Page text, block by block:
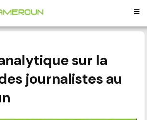
sur la
journalistes au